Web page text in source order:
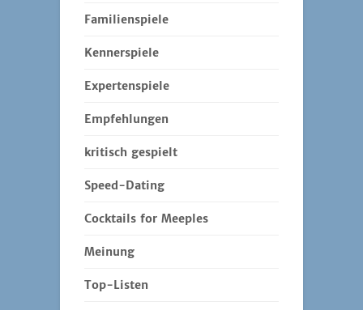
Familienspiele
Kennerspiele
Expertenspiele
Empfehlungen
kritisch gespielt
Speed-Dating
Cocktails for Meeples
Meinung
Top-Listen